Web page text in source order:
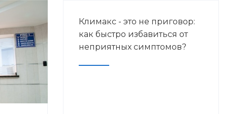
Климакс - это не приговор:
как быстро избавиться от
неприятных симптомов?